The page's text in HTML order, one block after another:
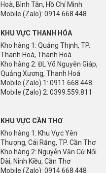
Hoà, Bình Tân, Hồ Chí Minh
Mobile (Zalo): 0914 668 448
KHU VỰC THANH HÓA
Kho hàng 1: Quảng Thịnh, TP.
Thanh Hoá, Thanh Hoá
Kho hàng 2: ĐL Võ Nguyên Giáp,
Quảng Xương, Thanh Hoá
Mobile (Zalo) 1: 0911.668.448
Mobile (Zalo) 2: 0399.559.811
KHU VỰC CẦN THƠ
Kho hàng 1: Khu Vực Yên
Thượng, Cái Răng, TP. Cần Thơ
Kho hàng 2: Nguyễn Văn Cừ Nối
Dài, Ninh Kiều, Cần Thơ
Mobile (Zalo): 0914.668.448